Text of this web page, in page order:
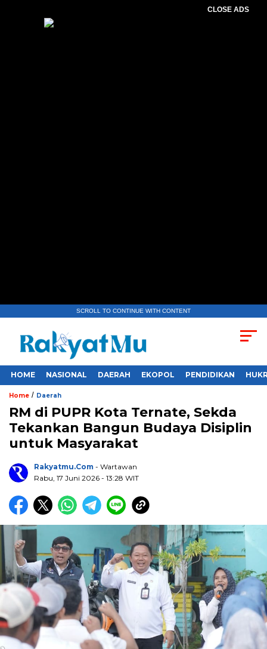
CLOSE ADS
SCROLL TO CONTINUE WITH CONTENT
HOME NASIONAL DAERAH EKOPOL PENDIDIKAN
Home / Daerah
RM di PUPR Kota Ternate, Sekda
Tekankan Bangun Budaya Disiplin
untuk Masyarakat
Rakyatmu.com - Wartawan
Rabu, 17 Juni 2026 - 13:28 WIT